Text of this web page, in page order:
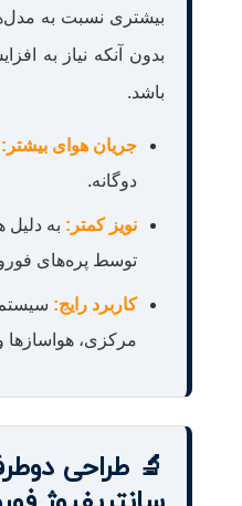
بیشتری نسبت به
بدون آنکه نیاز به
باشد.
جریان هوای بیشتر:
دوگانه.
نویز کمتر: به دلیل
توسط پره‌های
کاربرد رایج:
مرکزی، هواسازها
🔬 طراحی